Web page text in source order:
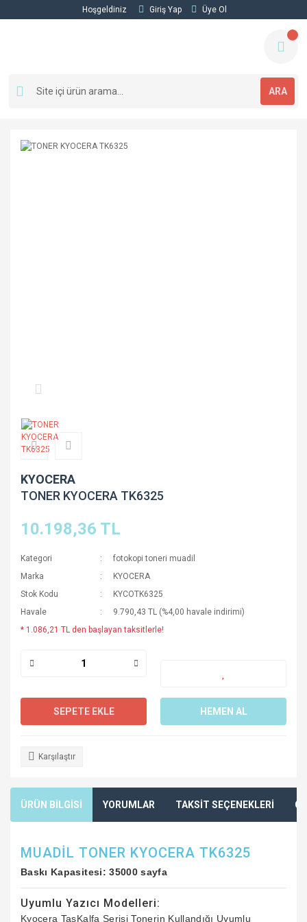
Hoşgeldiniz Giriş Yap Üye Ol
ARA
KYOCERA
TONER KYOCERA TK6325
10.198,36 TL
Kategori
fotokopi toneri muadil
Marka
KYOCERA
Stok Kodu
KYCOTK6325
Havale
9.790,43 TL (%4,00 havale indirimi)
* 1.086,21 TL den başlayan taksitlerle!
SEPETE EKLE HEMEN AL
Karşılaştır
ÜRÜN BİLGİSİ YORUMLAR TAKSİT SEÇENEKLERİ
MUADİL TONER KYOCERA TK6325
Baskı Kapasitesi: 35000 sayfa
Uyumlu Yazıcı Modelleri:
Kyocera TasKalfa Serisi Tonerin Kullandığı Uyumlu